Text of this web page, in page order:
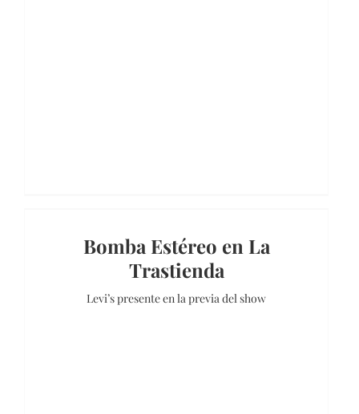
Bomba Estéreo en La
Trastienda
Levi’s presente en la previa del show